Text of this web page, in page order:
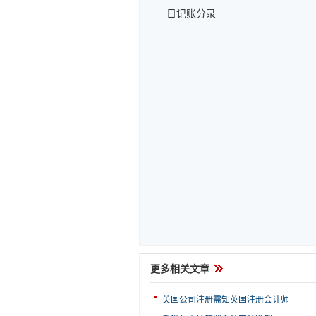
日记账分录
更多相关文章
英国公司注册需知英国注册会计师